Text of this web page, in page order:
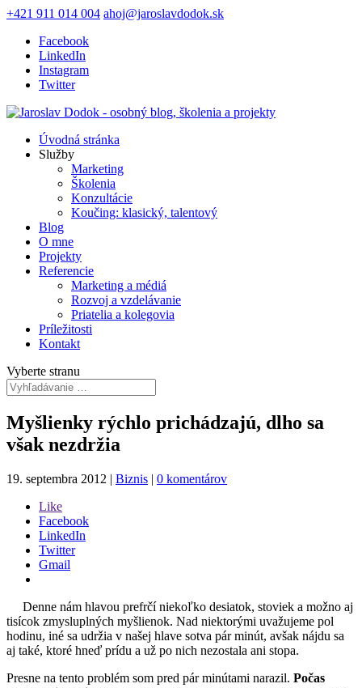
+421 911 014 004 ahoj@jaroslavdodok.sk
Facebook
LinkedIn
Instagram
Twitter
Úvodná stránka
Služby
Marketing
Školenia
Konzultácie
Koučing: klasický, talentový
Blog
O mne
Projekty
Referencie
Marketing a médiá
Rozvoj a vzdelávanie
Priatelia a kolegovia
Príležitosti
Kontakt
Vyberte stranu
Myšlienky rýchlo prichádzajú, dlho sa
však nezdržia
19. septembra 2012 | Biznis | 0 komentárov
Like
Facebook
LinkedIn
Twitter
Gmail
Denne nám hlavou prefrčí niekoľko desiatok, stoviek a možno aj
tisícok zmysluplných myšlienok. Nad niektorými uvažujeme pol
hodinu, iné sa udržia v našej hlave sotva pár minút, avšak nájdu sa
aj také, ktoré hneď prídu a už po nich nezostala ani stopa.
Presne na tento problém som pred pár minútami narazil. Počas